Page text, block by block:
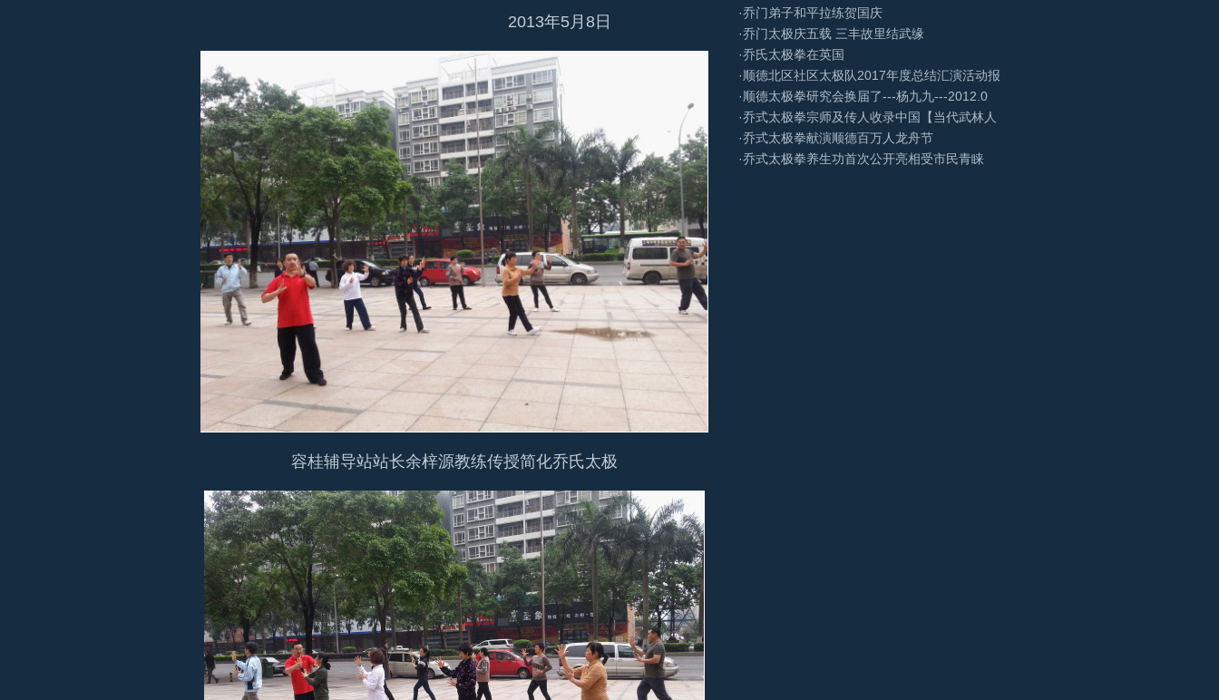
2013年5月8日
容桂辅导站站长余梓源教练传授简化乔氏太极
·乔门弟子和平拉练贺国庆
·乔门太极庆五载 三丰故里结武缘
·乔氏太极拳在英国
· 顺德北区社区太极队2017年度总结汇演活动报
· 顺德太极拳研究会换届了---杨九九---2012.0
·乔式太极拳宗师及传人收录中国【当代武林人
·乔式太极拳献演顺德百万人龙舟节
·乔式太极拳养生功首次公开亮相受市民青睐